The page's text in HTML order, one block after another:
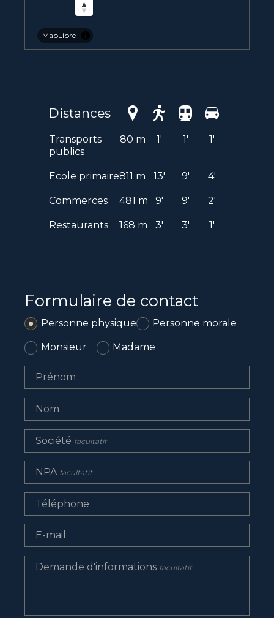
MapLibre
Distances
Transports
publics
80 m 1' 1' 1'
Ecole primaire811 m 13' 9' 4'
Commerces 481 m 9' 9' 2'
Restaurants 168 m 3' 3' 1'
Formulaire de contact
Personne physique Personne morale
Monsieur Madame
Prénom
Nom
Société facultatif
NPA facultatif
Téléphone
E-mail
Demande d'informations facultatif